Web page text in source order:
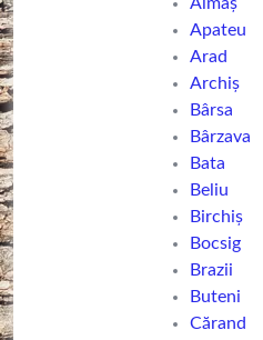
Apateu
Arad
Archiș
Bârsa
Bârzava
Bata
Beliu
Birchiș
Bocsig
Brazii
Buteni
Cărand